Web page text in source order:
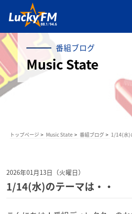
番組ブログ
Music State
トップページ Music State 番組ブログ 1/14(水)
2026年01月13日（火曜日）
1/14(水)のテーマは・・